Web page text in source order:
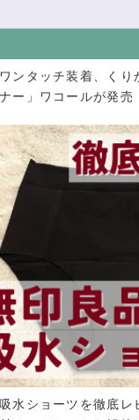
ンタッチ装着、く
ー」ワコールが発売
水ショーツを徹底